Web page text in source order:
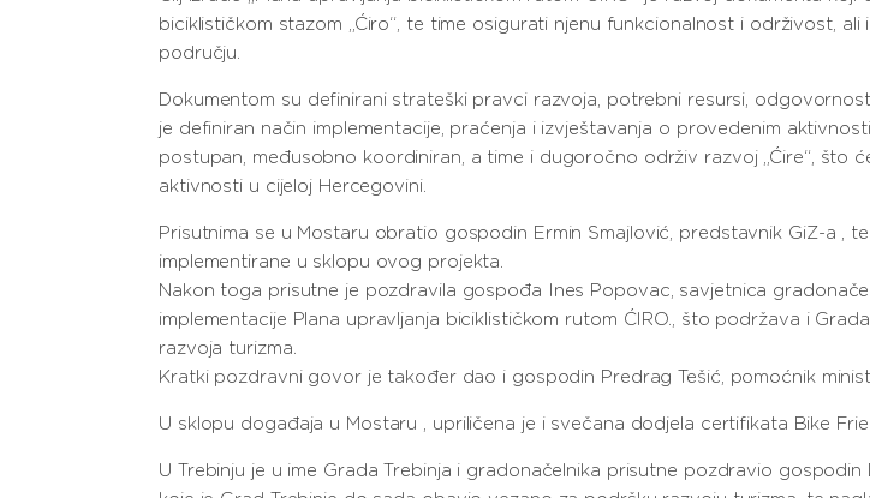
biciklističkom stazom „Ćiro“, te time osigurati njenu funkcionalnost i održivost,
području.
Dokumentom su definirani strateški pravci razvoja, potrebni resursi,
je definiran način implementacije, praćenja i izvještavanja o provedenim
postupan, međusobno koordiniran, a time i dugoročno održiv razvoj „Ćire“, što
aktivnosti u cijeloj Hercegovini.
Prisutnima se u Mostaru obratio gospodin Ermin Smajlović, predstavnik GiZ-a ,
implementirane u sklopu ovog projekta.
Nakon toga prisutne je pozdravila gospođa Ines Popovac, savjetnica
implementacije Plana upravljanja biciklističkom rutom ĆIRO., što podržava i
razvoja turizma.
Kratki pozdravni govor je također dao i gospodin Predrag Tešić, pomoćnik
U sklopu događaja u Mostaru , upriličena je i svečana dodjela certifikata Bike
U Trebinju je u ime Grada Trebinja i gradonačelnika prisutne pozdravio